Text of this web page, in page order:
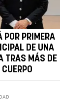
POR PRIMERA
DE UNA
TRAS MÁS DE